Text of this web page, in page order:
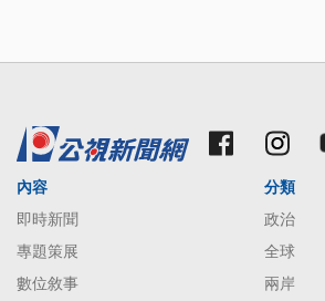
內容
即時新聞
專題策展
數位敘事
分類
政治
全球
兩岸